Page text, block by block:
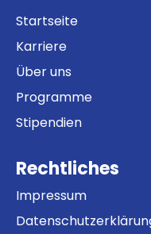
Startseite
Karriere
Über uns
Programme
Stipendien
Rechtliches
Impressum